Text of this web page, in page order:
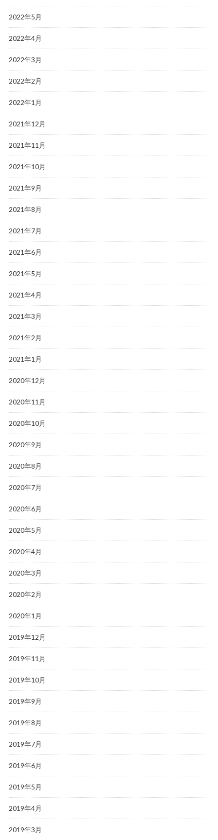
2022年5月
2022年4月
2022年3月
2022年2月
2022年1月
2021年12月
2021年11月
2021年10月
2021年9月
2021年8月
2021年7月
2021年6月
2021年5月
2021年4月
2021年3月
2021年2月
2021年1月
2020年12月
2020年11月
2020年10月
2020年9月
2020年8月
2020年7月
2020年6月
2020年5月
2020年4月
2020年3月
2020年2月
2020年1月
2019年12月
2019年11月
2019年10月
2019年9月
2019年8月
2019年7月
2019年6月
2019年5月
2019年4月
2019年3月